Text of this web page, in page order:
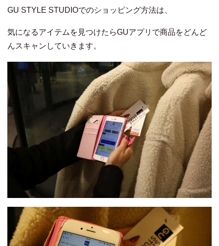
GU STYLE STUDIOでのショッピング方法は、
気になるアイテムを見つけたらGUアプリで商品をどんど
んスキャンしていきます。